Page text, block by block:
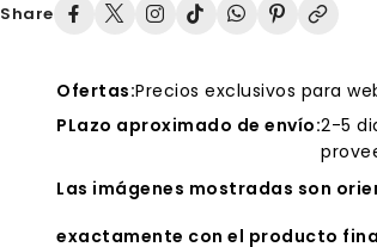
Share
Ofertas:Precios exclusivos para
PLazo aproximado de envío:2-5
Las imágenes mostradas son
exactamente con el producto